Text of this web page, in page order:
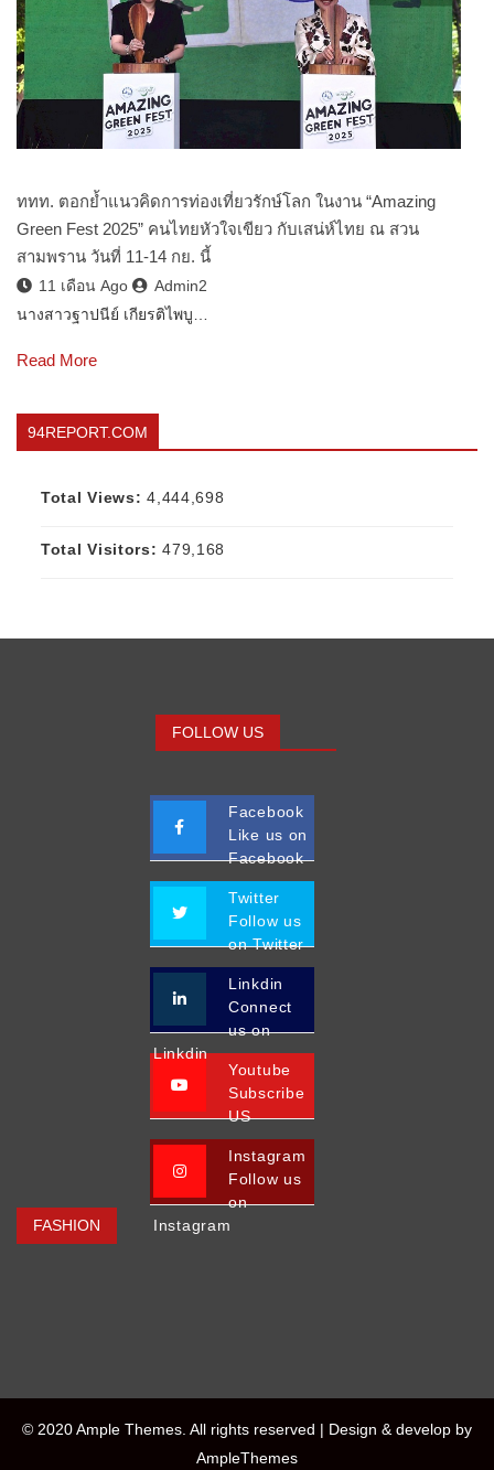
ททท. ตอกย้ำแนวคิดการท่องเที่ยวรักษ์โลก ในงาน “Amazing
Green Fest 2025” คนไทยหัวใจเขียว กับเสน่ห์ไทย ณ สวน
สามพราน วันที่ 11-14 กย. นี้
11 เดือน Ago
Admin2
นางสาวฐาปนีย์ เกียรติไพบู…
Read More
94REPORT.COM
Total Views:4,444,698
Total Visitors:479,168
FASHION
FOLLOW US
Facebook
Like us on
Facebook
Twitter
Follow us
on Twitter
Linkdin
Connect
us on
Linkdin
Youtube
Subscribe
US
Instagram
Follow us
on
Instagram
© 2020 Ample Themes. All rights reserved | Design & develop by
AmpleThemes